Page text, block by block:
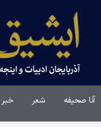
آنا صحیفه شعر خبر